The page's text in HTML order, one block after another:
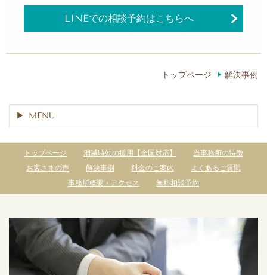
LINEでの相談予約はこちらへ
トップページ 解決事例
MENU
トップページ 消滅時効の援用【全国対応】
当事務所の特徴
お客さまの声
解決事例 料金のご案内
よくあるご質問
事務所概要・アクセス
無料相談予約